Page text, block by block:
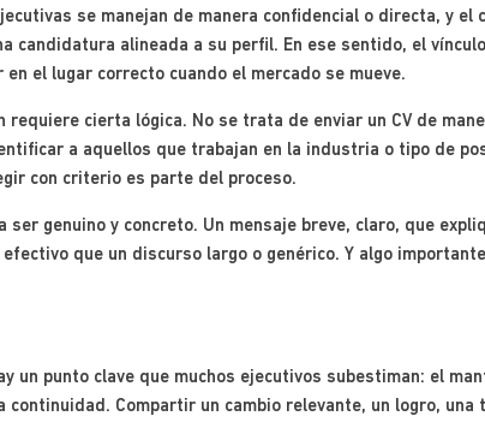
se manejan de manera confidencial o directa, y
candidatura alineada a su perfil. En ese sentido, el
el lugar correcto cuando el mercado se mueve.
requiere cierta lógica. No se trata de enviar un CV de
a aquellos que trabajan en la industria o tipo de
con criterio es parte del proceso.
ser genuino y concreto. Un mensaje breve, claro, que
que un discurso largo o genérico. Y algo
un punto clave que muchos ejecutivos subestiman: el
continuidad. Compartir un cambio relevante, un logro,